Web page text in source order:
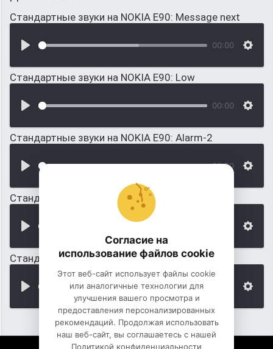
Стандартные звуки на NOKIA E90: Message next
00:00
Стандартные звуки на NOKIA E90: Low
00:00
Стандартные звуки на NOKIA E90: Alarm-2
00:00
Стандартные звуки на NOKIA E90: Backpacker
Стандартные звуки на NOKIA E90: Blackbird
Согласие на
использование файлов cookie
Этот веб-сайт использует файлы cookie
или аналогичные технологии для
улучшения вашего просмотра и
предоставления персонализированных
рекомендаций. Продолжая использовать
наш веб-сайт, вы соглашаетесь с нашей
Политикой конфиденциальности